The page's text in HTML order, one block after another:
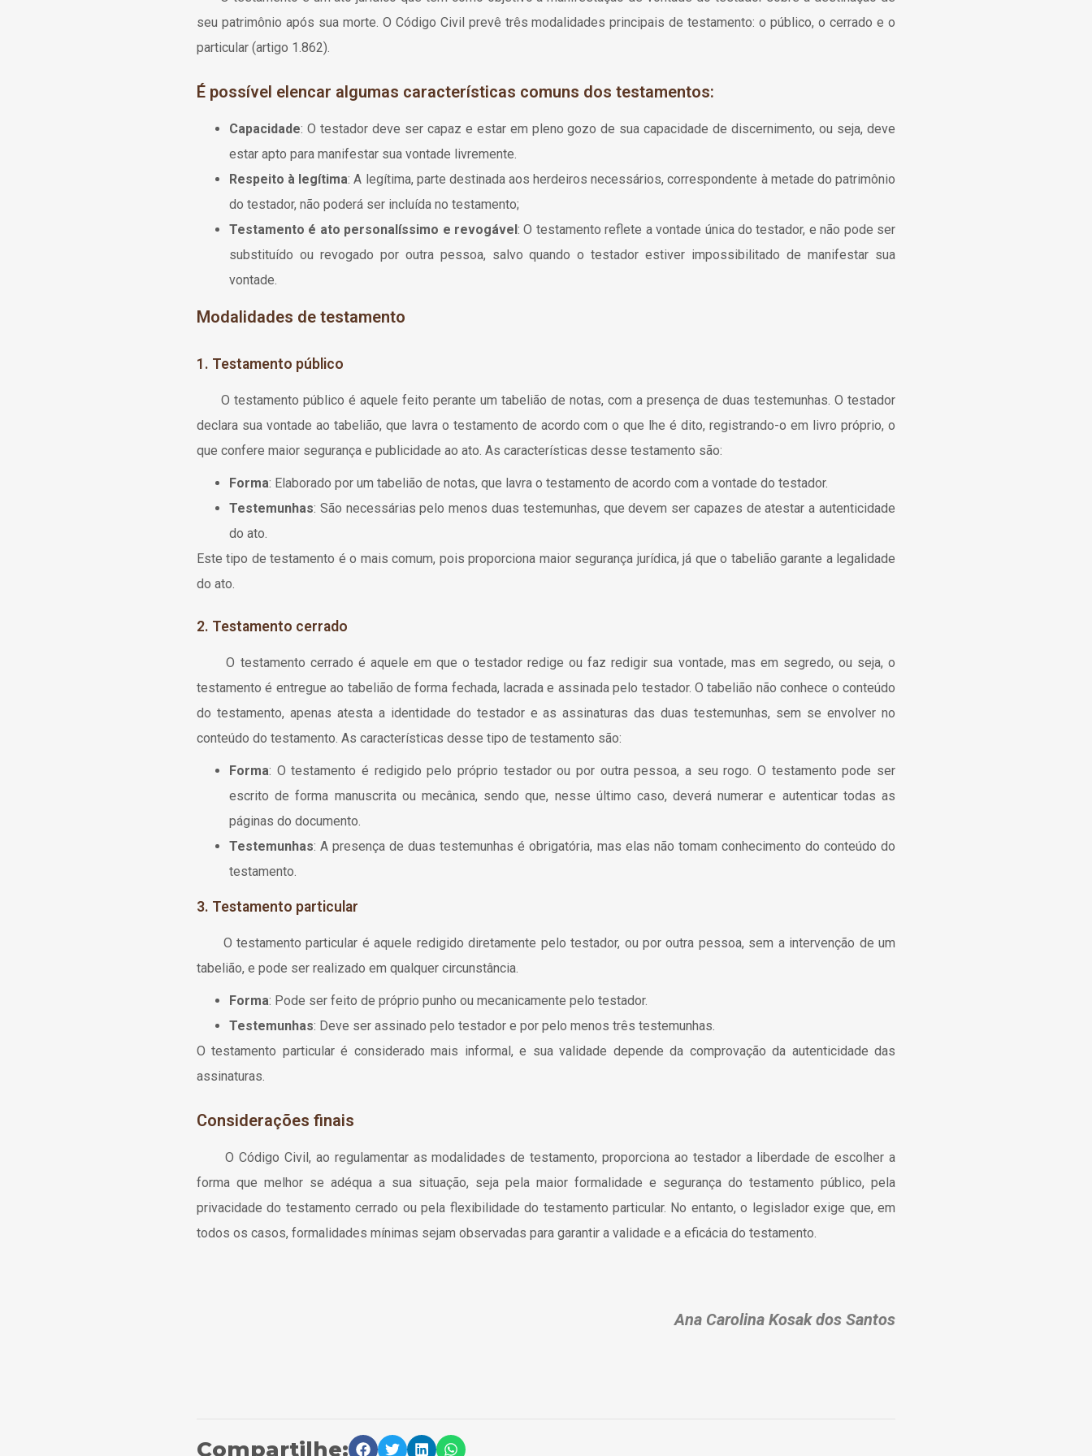
seu patrimônio após sua morte. O Código Civil prevê três modalidades principais de testamento: o público, o cerrado e o
particular (artigo 1.862).
É possível elencar algumas características comuns dos testamentos:
Capacidade: O testador deve ser capaz e estar em pleno gozo de sua capacidade de discernimento, ou seja, deve
estar apto para manifestar sua vontade livremente.
Respeito à legítima: A legítima, parte destinada aos herdeiros necessários, correspondente à metade do patrimônio
do testador, não poderá ser incluída no testamento;
Testamento é ato personalíssimo e revogável: O testamento reflete a vontade única do testador, e não pode ser
substituído ou revogado por outra pessoa, salvo quando o testador estiver impossibilitado de manifestar sua
vontade.
Modalidades de testamento
1. Testamento público
O testamento público é aquele feito perante um tabelião de notas, com a presença de duas testemunhas. O testador
declara sua vontade ao tabelião, que lavra o testamento de acordo com o que lhe é dito, registrando-o em livro próprio, o
que confere maior segurança e publicidade ao ato. As características desse testamento são:
Forma: Elaborado por um tabelião de notas, que lavra o testamento de acordo com a vontade do testador.
Testemunhas: São necessárias pelo menos duas testemunhas, que devem ser capazes de atestar a autenticidade
do ato.
Este tipo de testamento é o mais comum, pois proporciona maior segurança jurídica, já que o tabelião garante a legalidade
do ato.
2. Testamento cerrado
O testamento cerrado é aquele em que o testador redige ou faz redigir sua vontade, mas em segredo, ou seja, o
testamento é entregue ao tabelião de forma fechada, lacrada e assinada pelo testador. O tabelião não conhece o conteúdo
do testamento, apenas atesta a identidade do testador e as assinaturas das duas testemunhas, sem se envolver no
conteúdo do testamento. As características desse tipo de testamento são:
Forma: O testamento é redigido pelo próprio testador ou por outra pessoa, a seu rogo. O testamento pode ser
escrito de forma manuscrita ou mecânica, sendo que, nesse último caso, deverá numerar e autenticar todas as
páginas do documento.
Testemunhas: A presença de duas testemunhas é obrigatória, mas elas não tomam conhecimento do conteúdo do
testamento.
3. Testamento particular
O testamento particular é aquele redigido diretamente pelo testador, ou por outra pessoa, sem a intervenção de um
tabelião, e pode ser realizado em qualquer circunstância.
Forma: Pode ser feito de próprio punho ou mecanicamente pelo testador.
Testemunhas: Deve ser assinado pelo testador e por pelo menos três testemunhas.
O testamento particular é considerado mais informal, e sua validade depende da comprovação da autenticidade das
assinaturas.
Considerações finais
O Código Civil, ao regulamentar as modalidades de testamento, proporciona ao testador a liberdade de escolher a
forma que melhor se adéqua a sua situação, seja pela maior formalidade e segurança do testamento público, pela
privacidade do testamento cerrado ou pela flexibilidade do testamento particular. No entanto, o legislador exige que, em
todos os casos, formalidades mínimas sejam observadas para garantir a validade e a eficácia do testamento.
Ana Carolina Kosak dos Santos
Compartilhe: